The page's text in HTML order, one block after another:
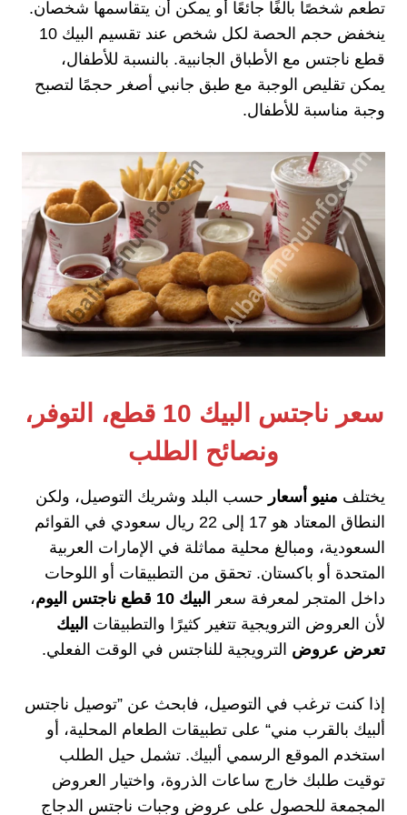
تطعم شخصًا بالغًا جائعًا أو يمكن أن يتقاسمها شخصان.
ينخفض حجم الحصة لكل شخص عند تقسيم البيك 10
قطع ناجتس مع الأطباق الجانبية. بالنسبة للأطفال،
يمكن تقليص الوجبة مع طبق جانبي أصغر حجمًا لتصبح
وجبة مناسبة للأطفال.
سعر ناجتس البيك 10 قطع، التوفر،
ونصائح الطلب
يختلف منيو أسعار حسب البلد وشريك التوصيل، ولكن
النطاق المعتاد هو 17 إلى 22 ريال سعودي في القوائم
السعودية، ومبالغ محلية مماثلة في الإمارات العربية
المتحدة أو باكستان. تحقق من التطبيقات أو اللوحات
داخل المتجر لمعرفة سعر
البيك 10 قطع ناجتس اليوم
،
لأن العروض الترويجية تتغير كثيرًا والتطبيقات البيك
تعرض عروض الترويجية للناجتس في الوقت الفعلي.
إذا كنت ترغب في التوصيل، فابحث عن ”توصيل ناجتس
ألبيك بالقرب مني“ على تطبيقات الطعام المحلية، أو
استخدم الموقع الرسمي ألبيك. تشمل حيل الطلب
توقيت طلبك خارج ساعات الذروة، واختيار العروض
المجمعة للحصول على عروض وجبات ناجتس الدجاج